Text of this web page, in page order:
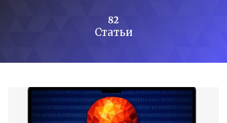
82
Статьи